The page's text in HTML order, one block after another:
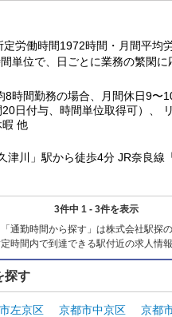
定労働時間1972時間・月間平均
単位で、日ごとに業務の繁閑に
間勤務の場合、月間休日9〜
日付与、時間単位取得可）、
暇 他
津川」駅から徒歩4分 JR奈良線
3件中 1 - 3件を表示
通勤時間から探す」は株式会社駅探の
時間内で到達できる駅付近の求人情
探す
左京区 京都市中京区 京都